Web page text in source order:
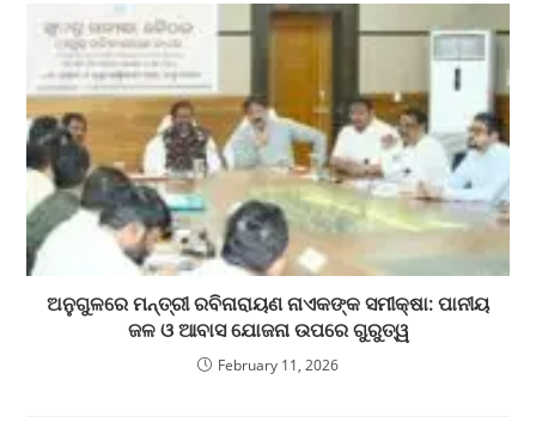
ଅନୁଗୁଳରେ ମନ୍ତ୍ରୀ ରବିନାରାୟଣ ନାଏକଙ୍କ ସମୀକ୍ଷା: ପାନୀୟ
ଜଳ ଓ ଆବାସ ଯୋଜନା ଉପରେ ଗୁରୁତ୍ୱ
February 11, 2026